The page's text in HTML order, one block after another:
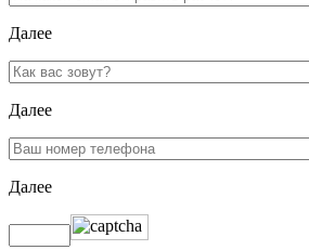
Далее
Далее
Далее